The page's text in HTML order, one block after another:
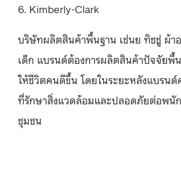
6. Kimberly-Clark
บริษัทผลิตสินค้าพื้นฐาน เช่นย ทิชชู่ ผ้า
เด็ก แบรนด์ต้องการผลิตสินค้าปัจจัยพื้
ให้ชีวิตคนดีขึ้น โดยในระยะหลังแบรนด์
ที่รักษาสิ่งแวดล้อมและปลอดภัยต่อพนั
ชุมชน